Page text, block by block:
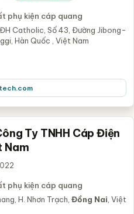
phụ kiện cáp quang
ĐH Catholic, Số 43, Đường Jibong-
Hàn Quốc
, Việt Nam
Ty TNHH Cáp Điện
Nam
phụ kiện cáp quang
H. Nhơn Trạch, Đồng Nai , Việt